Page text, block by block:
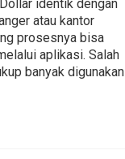
identik dengan
atau kantor
prosesnya bisa
aplikasi. Salah
banyak digunakan